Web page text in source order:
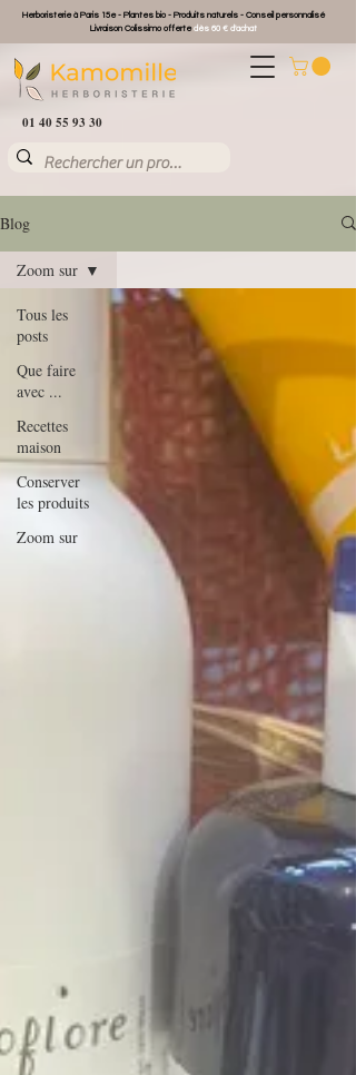
Herboristerie à Paris 15e - Plantes bio - Produits naturels - Conseil personnalisé
Livraison Colissimo offertedès 60 € d'achat
01 40 55 93 30
Blog
Tous les
posts
Que faire
avec ...
Recettes
maison
Conserver
les produits
Zoom sur
Zoom sur